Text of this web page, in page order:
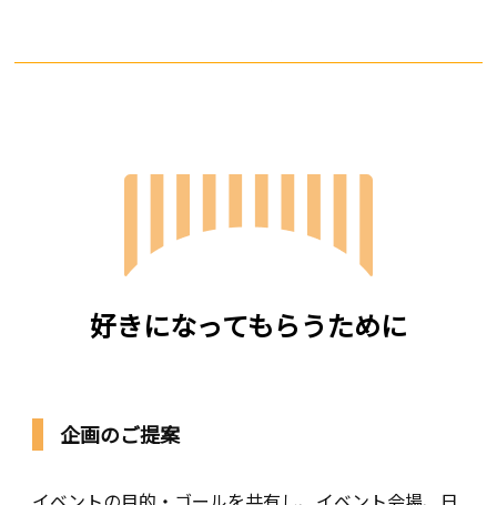
好きになってもらうために
企画のご提案